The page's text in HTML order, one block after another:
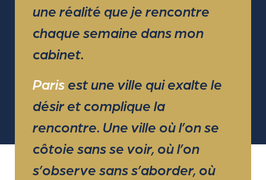
une réalité que je rencontre
chaque semaine dans mon
cabinet.
Paris est une ville qui exalte le
désir et complique la
rencontre. Une ville où l’on se
côtoie sans se voir, où l’on
s’observe sans s’aborder, où